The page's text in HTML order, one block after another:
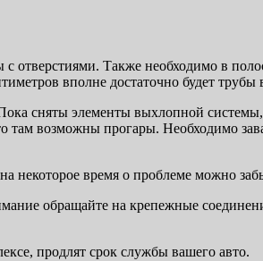
отверстиями. Также необходимо в
вполне достаточно будет трубы
сняты элементы выхлопной
там возможны прогары. Необходимо
некоторое время о проблеме можно
обращайте на крепежные
продлят срок службы вашего авто.